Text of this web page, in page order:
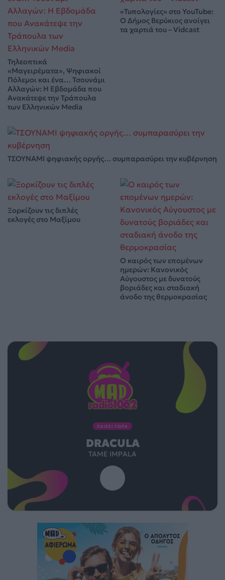
Τηλεοπτικά
«Μαγειρέματα», Ψηφιακοί
Πόλεμοι και ένα… Τσουνάμι
Αλλαγών: Η Εβδομάδα που
Ανακάτεψε την Τράπουλα
των Ελληνικών Media
«Τυπολογίες» στο YouTube:
Ο Δήμος Βερύκιος ανοίγει
τα χαρτιά του – Vidcast
ΤΣΟΥΝΑΜΙ ψηφιακής οργής… συμπαρασύρει την κυβέρνηση
Ξορκίζουν τις διπλές
εκλογές στο Μαξίμου
Ο καιρός των επομένων
ημερών: Κανονικός
Αύγουστος με δυνατούς
βοριάδες και σταδιακή
άνοδο της θερμοκρασίας
ΠΑΙΖΕΙ ΤΩΡΑ
DRACULA
TAME IMPALA